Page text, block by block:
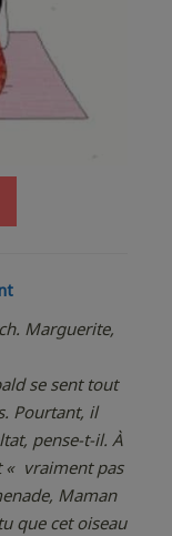
Marguerite,
se sent tout
Pourtant, il
pense-t-il. À
« vraiment pas
Maman
que cet oiseau